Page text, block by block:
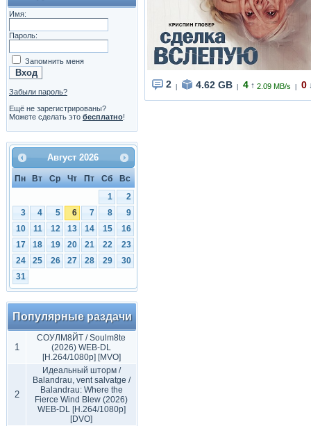
Имя:
Пароль:
Запомнить меня
Забыли пароль?
Ещё не зарегистрированы?
Можете сделать это бесплатно!
Август 2026
Пн Вт Ср Чт Пт Сб
Вс
1
2
3
4 5 6 7 8
9
10
11 12 13 14 15
16
17
18 19 20 21 22
23
24
25 26 27 28 29
30
31
Популярные раздачи
1
СОУЛМ8ЙТ / Soulm8te
(2026) WEB-DL
[H.264/1080p] [MVO]
2
Идеальный шторм /
Balandrau, vent salvatge /
Balandrau: Where the
Fierce Wind Blew (2026)
WEB-DL [H.264/1080p]
[DVO]
2 4.62 GB 4 ↑ 2.09 MB/s 0